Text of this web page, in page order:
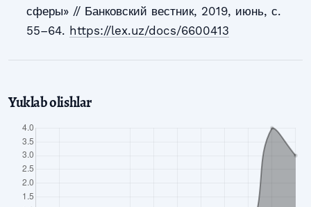
сферы» // Банковский вестник, 2019, июнь, с.
55–64. https://lex.uz/docs/6600413
Yuklab olishlar